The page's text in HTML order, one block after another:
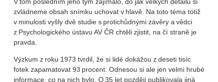
zvládneme obsah snímku uchovat v hlavě. Na toto téma totiž
v minulosti vyšly dvě studie s protichůdnými závěry a vědci
z Psychologického ústavu AV ČR chtěli zjistit, na čí straně je
pravda.
Výzkum z roku 1973 tvrdil, že si lidé dokážou z deseti tisíc
fotek zapamatovat 93 procent. Odnesou si ale jen velmi hrubé
informace, co na nich bylo. O 35 let později publikovala jiná